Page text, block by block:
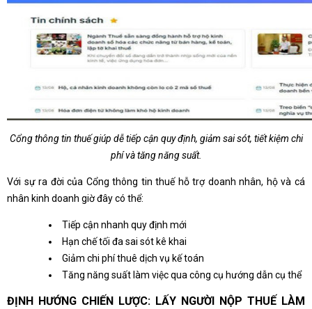
Cổng thông tin thuế giúp dễ tiếp cận quy định, giảm sai sót, tiết kiệm chi
phí và tăng năng suất.
Với sự ra đời của Cổng thông tin thuế hỗ trợ doanh nhân, hộ và cá
nhân kinh doanh giờ đây có thể:
Tiếp cận nhanh quy định mới
Hạn chế tối đa sai sót kê khai
Giảm chi phí thuê dịch vụ kế toán
Tăng năng suất làm việc qua công cụ hướng dẫn cụ thể
ĐỊNH HƯỚNG CHIẾN LƯỢC: LẤY NGƯỜI NỘP THUẾ LÀM